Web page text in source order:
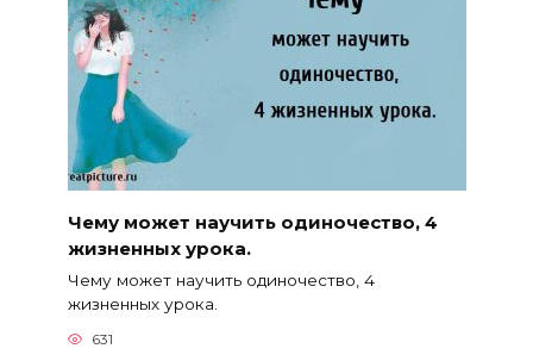
Чему может научить одиночество, 4
жизненных урока.
Чему может научить одиночество, 4
жизненных урока.
631